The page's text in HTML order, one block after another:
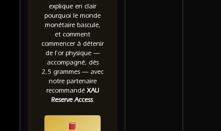
explique en clair
pourquoi le monde
monétaire bascule,
et comment
commencer à détenir
de l'or physique —
accompagné, dès
2,5 grammes — avec
notre partenaire
recommandéXAU
Reserve Access.